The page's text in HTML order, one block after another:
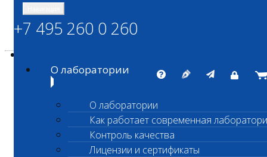
ШАНС БИО
Независимая ветеринарная лаборатория
+7 495 260 0 260
О лаборатории
О лаборатории
Как работает современная
Контроль качества
Лицензии и сертификаты